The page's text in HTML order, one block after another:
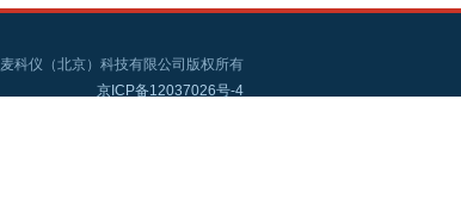
麦科仪（北京）科技有限公司版权所有
京ICP备12037026号-4